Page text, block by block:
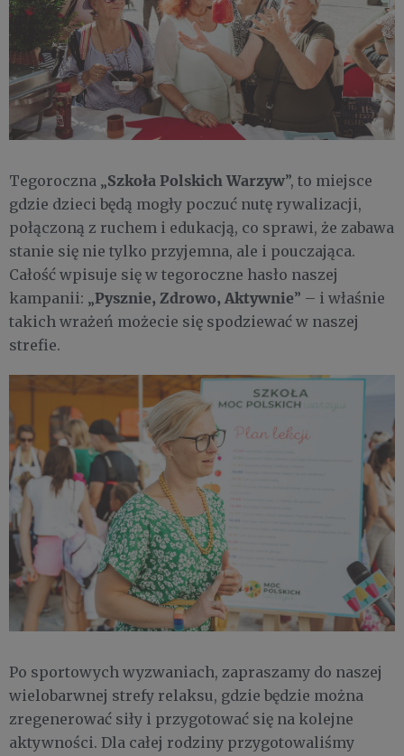
Tegoroczna „Szkoła Polskich Warzyw”, to miejsce
gdzie dzieci będą mogły poczuć nutę rywalizacji,
połączoną z ruchem i edukacją, co sprawi, że zabawa
stanie się nie tylko przyjemna, ale i pouczająca.
Całość wpisuje się w tegoroczne hasło naszej
kampanii: „Pysznie, Zdrowo, Aktywnie” – i właśnie
takich wrażeń możecie się spodziewać w naszej
strefie.
Po sportowych wyzwaniach, zapraszamy do naszej
wielobarwnej strefy relaksu, gdzie będzie można
zregenerować siły i przygotować się na kolejne
aktywności. Dla całej rodziny przygotowaliśmy